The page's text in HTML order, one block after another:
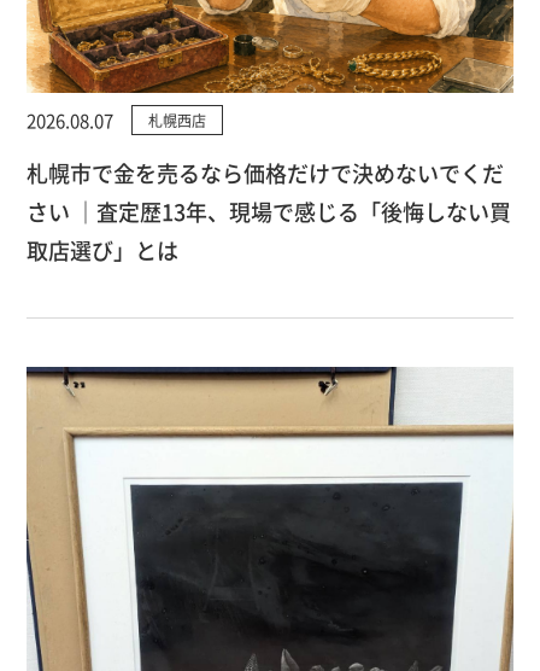
2026.08.07 札幌西店
札幌市で金を売るなら価格だけで決めないでくだ
さい ｜査定歴13年、現場で感じる「後悔しない買
取店選び」とは